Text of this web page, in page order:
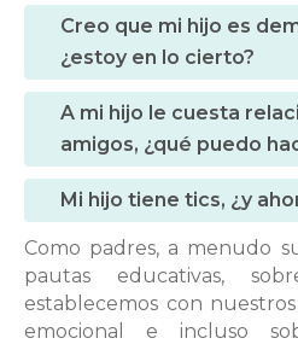
Creo que mi hijo es
¿estoy en lo cierto?
A mi hijo le cuesta
amigos, ¿qué puedo
Mi hijo tiene tics, ¿y
Como padres, a menudo
pautas educativas,
establecemos con
emocional e incluso